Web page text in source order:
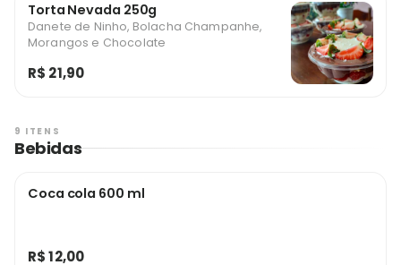
Torta Nevada 250g
Danete de Ninho, Bolacha Champanhe,
Morangos e Chocolate
R$ 21,90
9 ITENS
Bebidas
Coca cola 600 ml
R$ 12,00